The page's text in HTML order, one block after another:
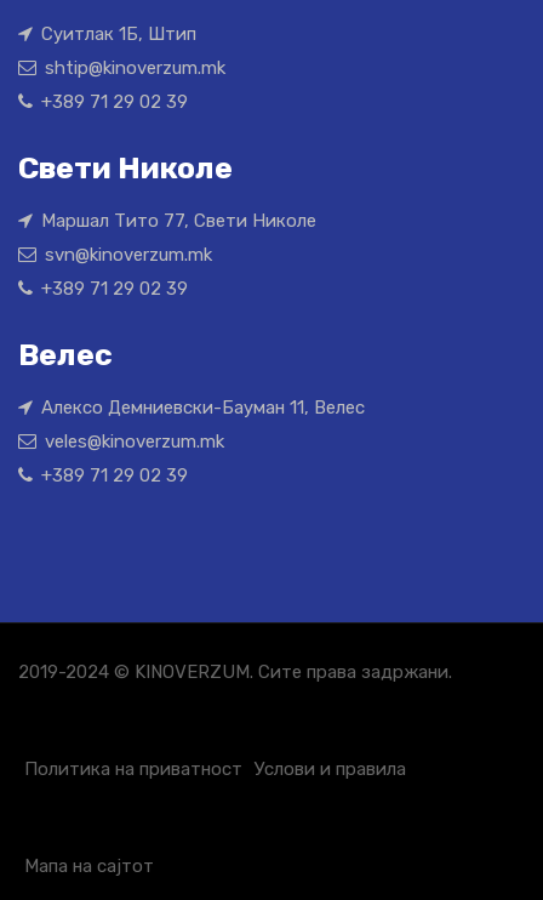
Суитлак 1Б, Штип
shtip@kinoverzum.mk
+389 71 29 02 39
Свети Николе
Маршал Тито 77, Свети Николе
svn@kinoverzum.mk
+389 71 29 02 39
Велес
Алексо Демниевски-Бауман 11, Велес
veles@kinoverzum.mk
+389 71 29 02 39
2019-2024 © KINOVERZUM. Сите права задржани.
Политика на приватност Услови и правила
Мапа на сајтот